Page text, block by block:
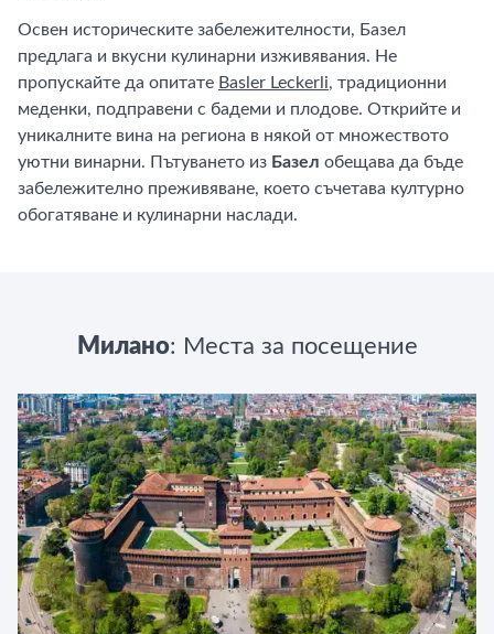
Освен историческите забележителности, Базел
предлага и вкусни кулинарни изживявания. Не
пропускайте да опитате Basler Leckerli, традиционни
меденки, подправени с бадеми и плодове. Открийте и
уникалните вина на региона в някой от множеството
уютни винарни. Пътуването из Базел обещава да бъде
забележително преживяване, което съчетава културно
обогатяване и кулинарни наслади.
Милано: Места за посещение